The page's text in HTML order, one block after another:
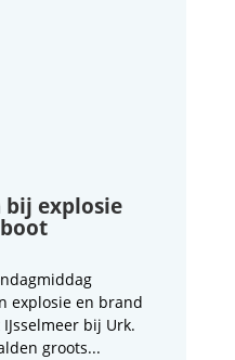
bij explosie
explosie en brand
bij Urk.
groots...